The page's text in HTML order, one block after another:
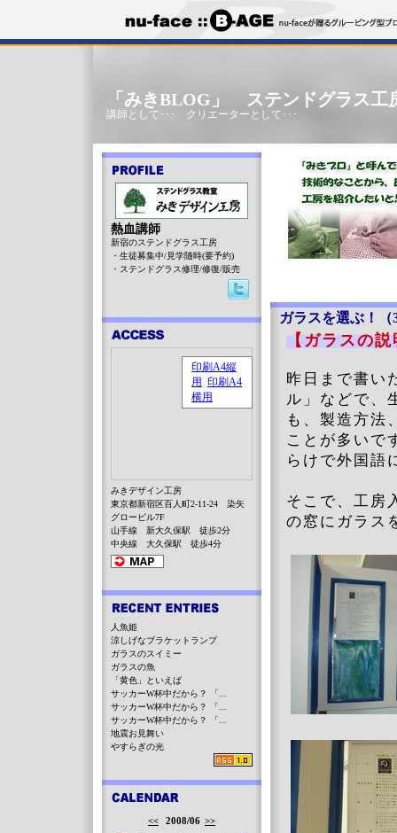
「みきBLOG」 ステンドグラス工
講師として･･･ クリエーターとして･･･
ガラスを選ぶ！（
【ガラスの
昨日まで書い
ル」などで、
も、製造方
ことが多いで
らけで外国語
そこで、工房
の窓にガラス
熱血講師
新宿のステンドグラス工房
・生徒募集中/見学随時(要予約)
・ステンドグラス修理/修復/販売
みきデザイン工房
東京都新宿区百人町2-11-24 染矢
グロービル7F
山手線 新大久保駅 徒歩2分
中央線 大久保駅 徒歩4分
人魚姫
涼しげなブラケットランプ
ガラスのスイミー
ガラスの魚
「黄色」といえば
サッカーW杯中だから？ 「...
サッカーW杯中だから？ 「...
サッカーW杯中だから？ 「...
地震お見舞い
やすらぎの光
<< 2008/06 >>